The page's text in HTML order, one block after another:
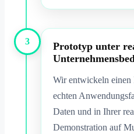
3
Prototyp unter
Wir entwickeln einen
echten
Daten und in Ihrer
Demonstration auf